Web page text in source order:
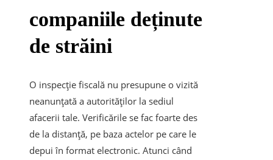
companiile deținute
de străini
O inspecție fiscală nu presupune o vizită
neanunțată a autorităților la sediul
afacerii tale. Verificările se fac foarte des
de la distanță, pe baza actelor pe care le
depui în format electronic. Atunci când